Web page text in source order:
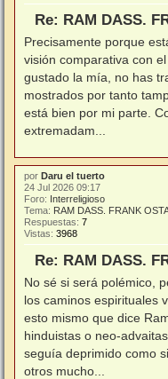
Re: RAM DASS.
Precisamente porque
visión comparativa con
gustado la mía, no has
mostrados por tanto
está bien por mi parte.
extremadam...
por Daru el tuerto
24 Jul 2026 09:17
Foro: Interreligioso
Tema: RAM DASS. FRANK
Respuestas: 7
Vistas: 3968
Re: RAM DASS.
No sé si será polémico,
los caminos espirituales
esto mismo que dice
hinduistas o neo-
seguía deprimido como
otros mucho...